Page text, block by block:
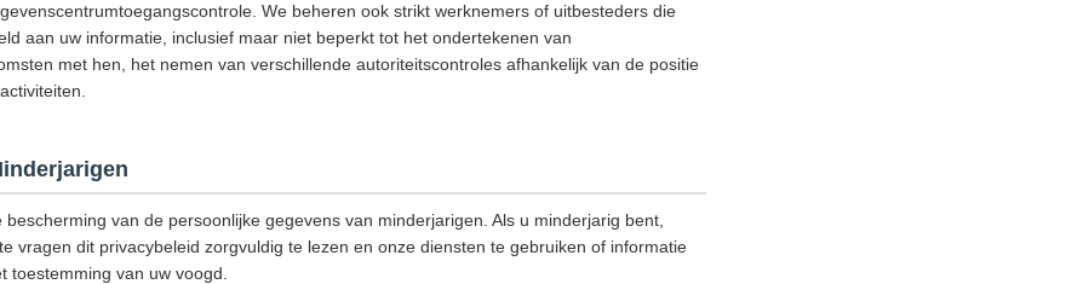
We beheren ook strikt werknemers of uitbesteders die
aan uw informatie, inclusief maar niet beperkt tot het ondertekenen van
met hen, het nemen van verschillende autoriteitscontroles afhankelijk van de positie
van de persoonlijke gegevens van minderjarigen. Als u minderjarig bent,
vragen dit privacybeleid zorgvuldig te lezen en onze diensten te gebruiken of informatie
toestemming van uw voogd.